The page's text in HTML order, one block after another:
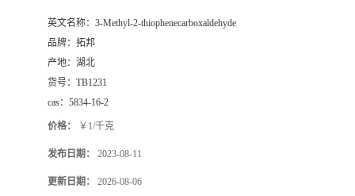
英文名称： 3-Methyl-2-thiophenecarboxaldehyde
品牌： 拓邦
产地： 湖北
货号： TB1231
cas： 5834-16-2
价格： ￥1/千克
发布日期： 2023-08-11
更新日期： 2026-08-06